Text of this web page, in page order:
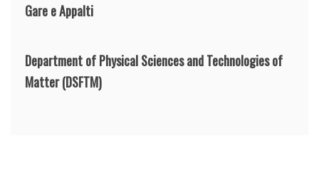
Gare e Appalti
Department of Physical Sciences and Technologies of
Matter(DSFTM)